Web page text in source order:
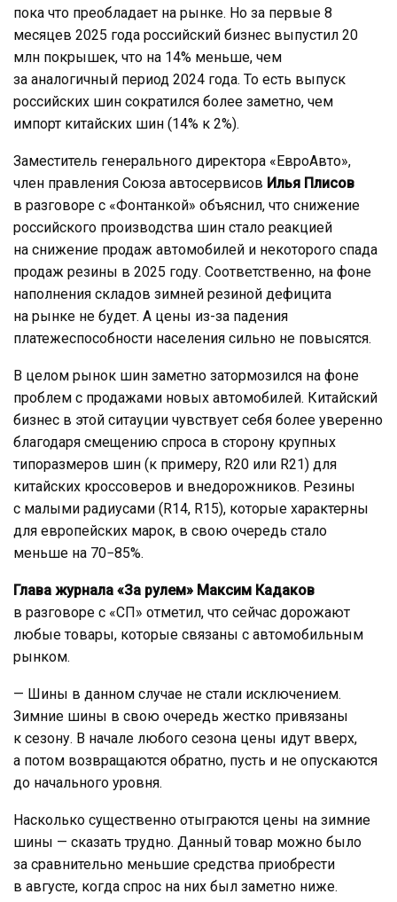
пока что преобладает на рынке. Но за первые 8
месяцев 2025 года российский бизнес выпустил 20
млн покрышек, что на 14% меньше, чем
за аналогичный период 2024 года. То есть выпуск
российских шин сократился более заметно, чем
импорт китайских шин (14% к 2%).
Заместитель генерального директора «ЕвроАвто»,
член правления Союза автосервисов Илья Плисов
в разговоре с «Фонтанкой» объяснил, что снижение
российского производства шин стало реакцией
на снижение продаж автомобилей и некоторого спада
продаж резины в 2025 году. Соответственно, на фоне
наполнения складов зимней резиной дефицита
на рынке не будет. А цены из-за падения
платежеспособности населения сильно не повысятся.
В целом рынок шин заметно затормозился на фоне
проблем с продажами новых автомобилей. Китайский
бизнес в этой ситауции чувствует себя более уверенно
благодаря смещению спроса в сторону крупных
типоразмеров шин (к примеру, R20 или R21) для
китайских кроссоверов и внедорожников. Резины
с малыми радиусами (R14, R15), которые характерны
для европейских марок, в свою очередь стало
меньше на 70−85%.
Глава журнала «За рулем» Максим Кадаков
в разговоре с «СП» отметил, что сейчас дорожают
любые товары, которые связаны с автомобильным
рынком.
— Шины в данном случае не стали исключением.
Зимние шины в свою очередь жестко привязаны
к сезону. В начале любого сезона цены идут вверх,
а потом возвращаются обратно, пусть и не опускаются
до начального уровня.
Насколько существенно отыграются цены на зимние
шины — сказать трудно. Данный товар можно было
за сравнительно меньшие средства приобрести
в августе, когда спрос на них был заметно ниже.